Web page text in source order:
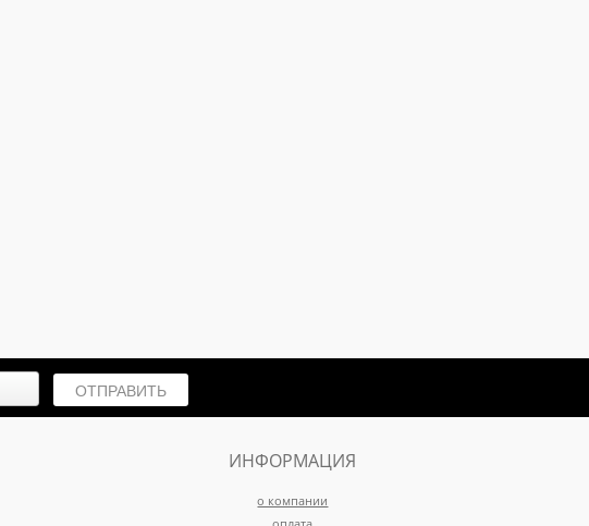
ОТПРАВИТЬ
ИНФОРМАЦИЯ
о компании